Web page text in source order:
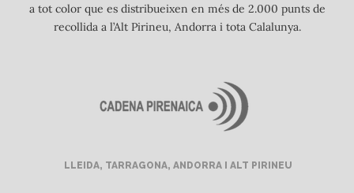
a tot color que es distribueixen en més de 2.000 punts de
recollida a l’Alt Pirineu, Andorra i tota Calalunya.
LLEIDA, TARRAGONA, ANDORRA I ALT PIRINEU